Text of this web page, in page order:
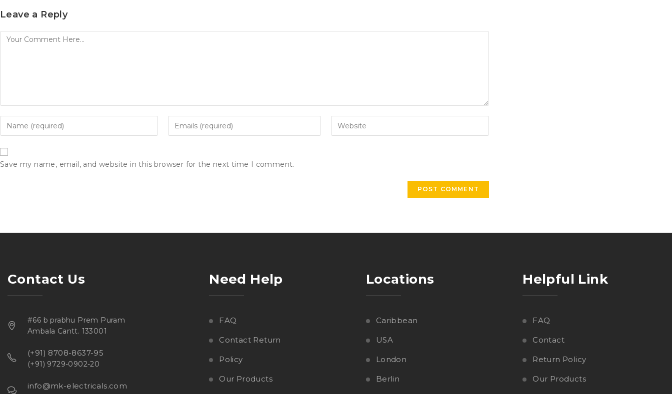
Leave a Reply
Save my name, email, and website in this browser for the next time I comment.
Contact Us
#66 b prabhu Prem Puram
Ambala Cantt. 133001
(+91) 8708-8637-95
(+91) 9729-0902-20
info@mk-electricals.com
Need Help
FAQ
Contact Return
Policy
Our Products
Locations
Caribbean
USA
London
Berlin
Helpful Link
FAQ
Contact
Return Policy
Our Products